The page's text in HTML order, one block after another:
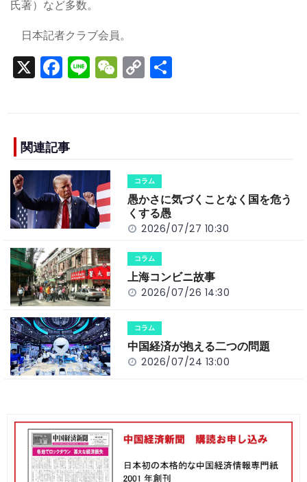
氏著）など多数。
日本記者クラブ会員。
X F
a
e
b
o
o
k
Li
n
W
e
C
o
n
k
関連記事
コラム
愚かさに気づくことなく国を危う
くする愚
2026/07/27 10:30
コラム
上海コンビニ故事
2026/07/26 14:30
コラム
中国経済が抱える二つの問題
2026/07/24 13:00